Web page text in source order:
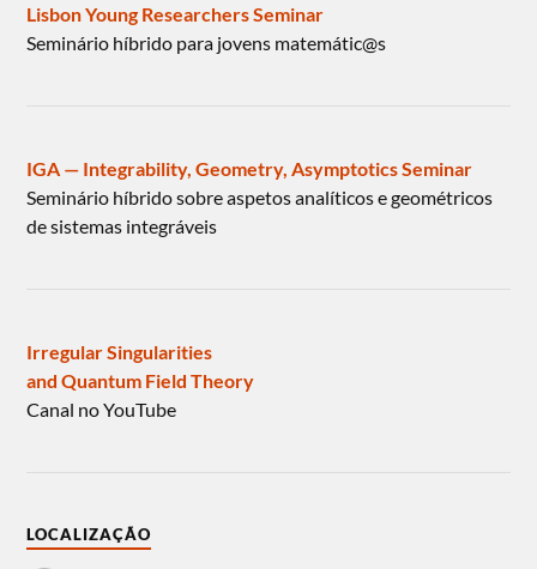
Lisbon Young Researchers Seminar
Seminário híbrido para jovens matemátic@s
IGA — Integrability, Geometry, Asymptotics Seminar
Seminário híbrido sobre aspetos analíticos e geométricos
de sistemas integráveis
Irregular Singularities
and Quantum Field Theory
Canal no YouTube
LOCALIZAÇÃO